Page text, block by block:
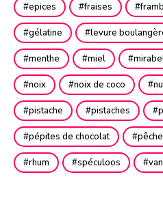
epices fraises
gélatine levure
menthe miel
noix noix de coco
pistache pistaches
pépites de chocolat
rhum spéculoos